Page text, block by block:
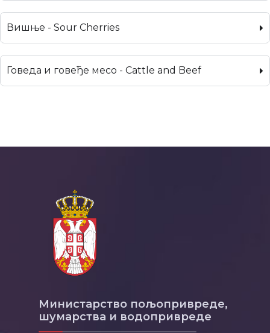
Вишње - Sour Cherries
Говеда и говеђе месо - Cattle and Beef
Министарство пољопривреде,
шумарства и водопривреде